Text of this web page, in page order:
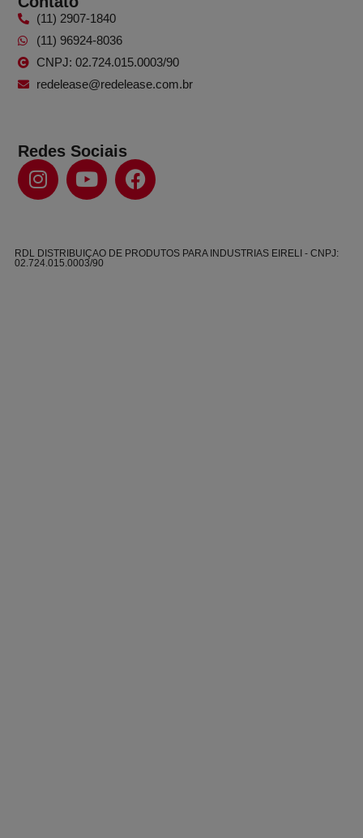
(11) 2907-1840
(11) 96924-8036
CNPJ: 02.724.015.0003/90
redelease@redelease.com.br
Redes Sociais
RDL DISTRIBUIÇAO DE PRODUTOS PARA INDUSTRIAS EIRELI - CNPJ:
02.724.015.0003/90